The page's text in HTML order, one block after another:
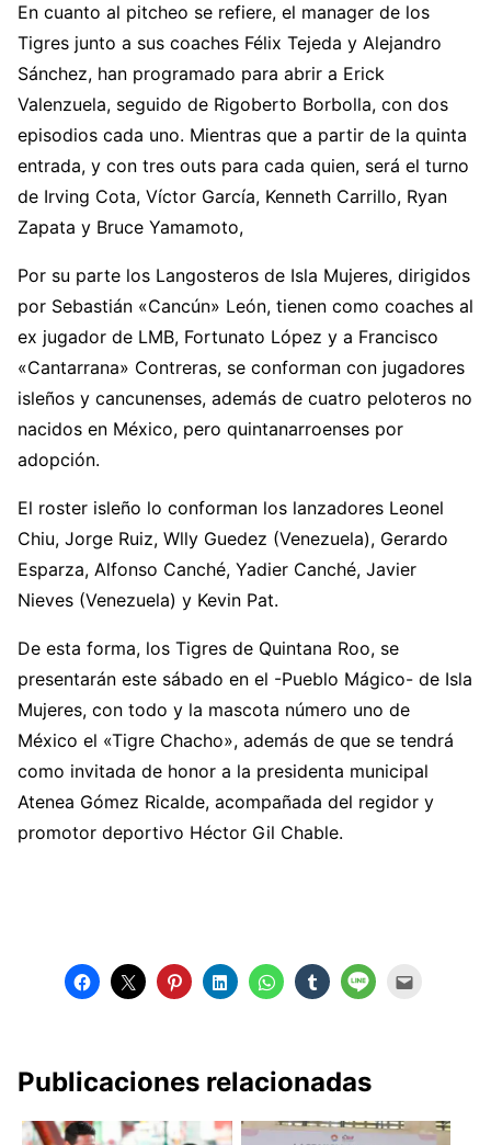
En cuanto al pitcheo se refiere, el manager de los
Tigres junto a sus coaches Félix Tejeda y Alejandro
Sánchez, han programado para abrir a Erick
Valenzuela, seguido de Rigoberto Borbolla, con dos
episodios cada uno. Mientras que a partir de la quinta
entrada, y con tres outs para cada quien, será el turno
de Irving Cota, Víctor García, Kenneth Carrillo, Ryan
Zapata y Bruce Yamamoto,
Por su parte los Langosteros de Isla Mujeres, dirigidos
por Sebastián «Cancún» León, tienen como coaches al
ex jugador de LMB, Fortunato López y a Francisco
«Cantarrana» Contreras, se conforman con jugadores
isleños y cancunenses, además de cuatro peloteros no
nacidos en México, pero quintanarroenses por
adopción.
El roster isleño lo conforman los lanzadores Leonel
Chiu, Jorge Ruiz, Wlly Guedez (Venezuela), Gerardo
Esparza, Alfonso Canché, Yadier Canché, Javier
Nieves (Venezuela) y Kevin Pat.
De esta forma, los Tigres de Quintana Roo, se
presentarán este sábado en el -Pueblo Mágico- de Isla
Mujeres, con todo y la mascota número uno de
México el «Tigre Chacho», además de que se tendrá
como invitada de honor a la presidenta municipal
Atenea Gómez Ricalde, acompañada del regidor y
promotor deportivo Héctor Gil Chable.
Publicaciones relacionadas